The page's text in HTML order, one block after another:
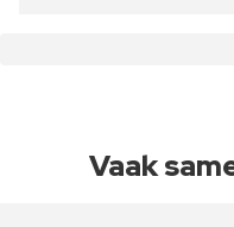
Vaak